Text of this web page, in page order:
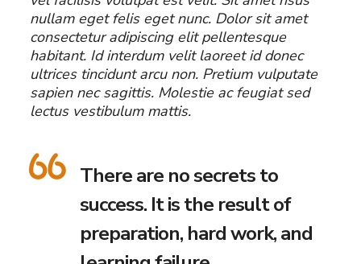
nullam eget felis eget nunc. Dolor sit amet
consectetur adipiscing elit pellentesque
habitant. Id interdum velit laoreet id donec
ultrices tincidunt arcu non. Pretium vulputate
sapien nec sagittis. Molestie ac feugiat sed
lectus vestibulum mattis.
There are no secrets to
success. It is the result of
preparation, hard work, and